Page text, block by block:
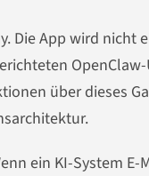
Die App wird
über dieses
ein KI-System